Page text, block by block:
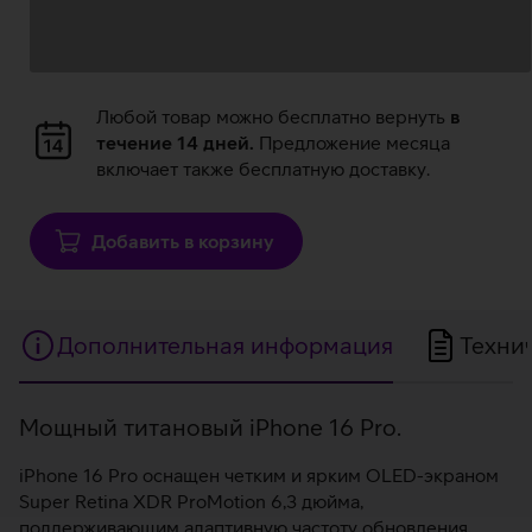
Загрузка
данных
Любой товар можно бесплатно вернуть в
течение 14 дней. Предложение месяца
включает также бесплатную доставку.
Добавить в корзину
Дополнительная информация
Дополнительная
информация
Mощный титановый iPhone 16 Pro.
iPhone 16 Pro оснащен четким и ярким OLED-экраном
Super Retina XDR ProMotion 6,3 дюйма,
поддерживающим адаптивную частоту обновления.